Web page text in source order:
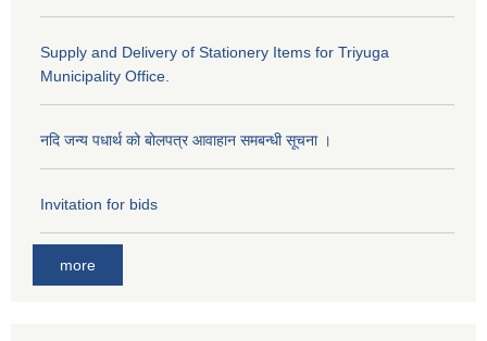
Supply and Delivery of Stationery Items for Triyuga
Municipality Office.
नदि जन्य पधार्थ को बोलपत्र आवाहान समबन्धी सूचना ।
Invitation for bids
more